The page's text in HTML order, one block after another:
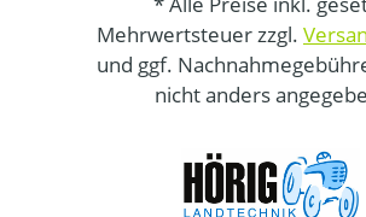
Mehrwertsteuer zzgl.
und ggf.
nicht anders